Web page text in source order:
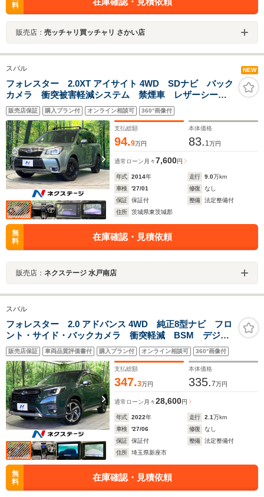
料
販売店： 売ッチャリ買ッチャリ さかい店
スバル NEW
フォレスター 2.0XT アイサイト 4WD SDナビ バック
カメラ 衝突被害軽減システム 禁煙車 レザーシー
ト ドラレコ スマートキー HIDヘッド ETC クルコ
ン オートライト デュアルエアコン Bluetooth CD
販売店保証 購入プラン付 オンライン相談可 360°画像付
支払総額
94.9万円
本体価格
83. 1万円
通常ローン 月々7,600円
年式 2014年 走行 9.0万km
車検
'27/01 修復
なし
保証
保証付 整備
法定整備付
住所
茨城県東茨城郡
無
料
在庫確認・見積依頼
販売店： ネクステージ 水戸南店
スバル
フォレスター 2.0 アドバンス 4WD 純正8型ナビ フロ
ント・サイド・バックカメラ 衝突軽減 BSM デジタ
ルインナーミラー レーダークルーズ 禁煙車 ハーフ
レザーシート シートヒーター クリアランスソナー
LEDヘッド ルーフレール
販売店保証 車両品質評価書付 購入プラン付 オンライン相談可 360°画像付
支払総額
347.3万円
本体価格
335.7万円
通常ローン 月々28,600円
年式 2022年 走行 2.1万km
車検
'27/06 修復
なし
保証
保証付 整備
法定整備付
住所
埼玉県新座市
無
料
在庫確認・見積依頼